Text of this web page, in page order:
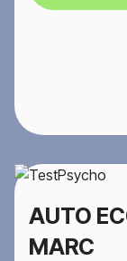
AUTO
MARC